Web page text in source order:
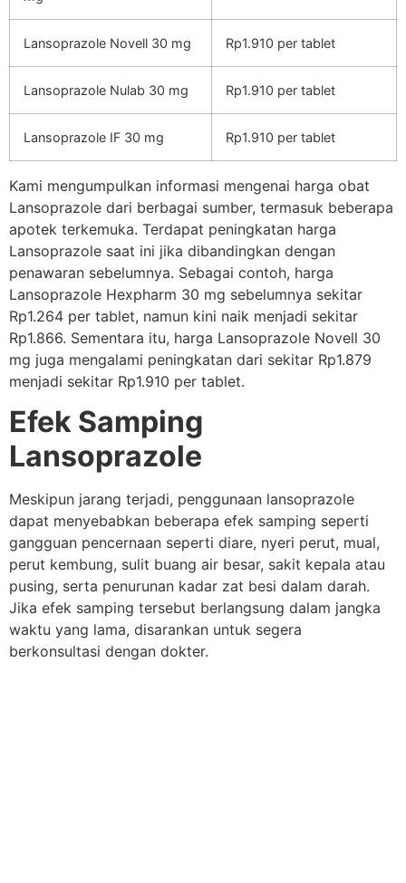
Lansoprazole Novell 30 mg Rp1.910 per tablet
Lansoprazole Nulab 30 mg Rp1.910 per tablet
Lansoprazole IF 30 mg Rp1.910 per tablet
Kami mengumpulkan informasi mengenai harga obat
Lansoprazole dari berbagai sumber, termasuk beberapa
apotek terkemuka. Terdapat peningkatan harga
Lansoprazole saat ini jika dibandingkan dengan
penawaran sebelumnya. Sebagai contoh, harga
Lansoprazole Hexpharm 30 mg sebelumnya sekitar
Rp1.264 per tablet, namun kini naik menjadi sekitar
Rp1.866. Sementara itu, harga Lansoprazole Novell 30
mg juga mengalami peningkatan dari sekitar Rp1.879
menjadi sekitar Rp1.910 per tablet.
Efek Samping
Lansoprazole
Meskipun jarang terjadi, penggunaan lansoprazole
dapat menyebabkan beberapa efek samping seperti
gangguan pencernaan seperti diare, nyeri perut, mual,
perut kembung, sulit buang air besar, sakit kepala atau
pusing, serta penurunan kadar zat besi dalam darah.
Jika efek samping tersebut berlangsung dalam jangka
waktu yang lama, disarankan untuk segera
berkonsultasi dengan dokter.